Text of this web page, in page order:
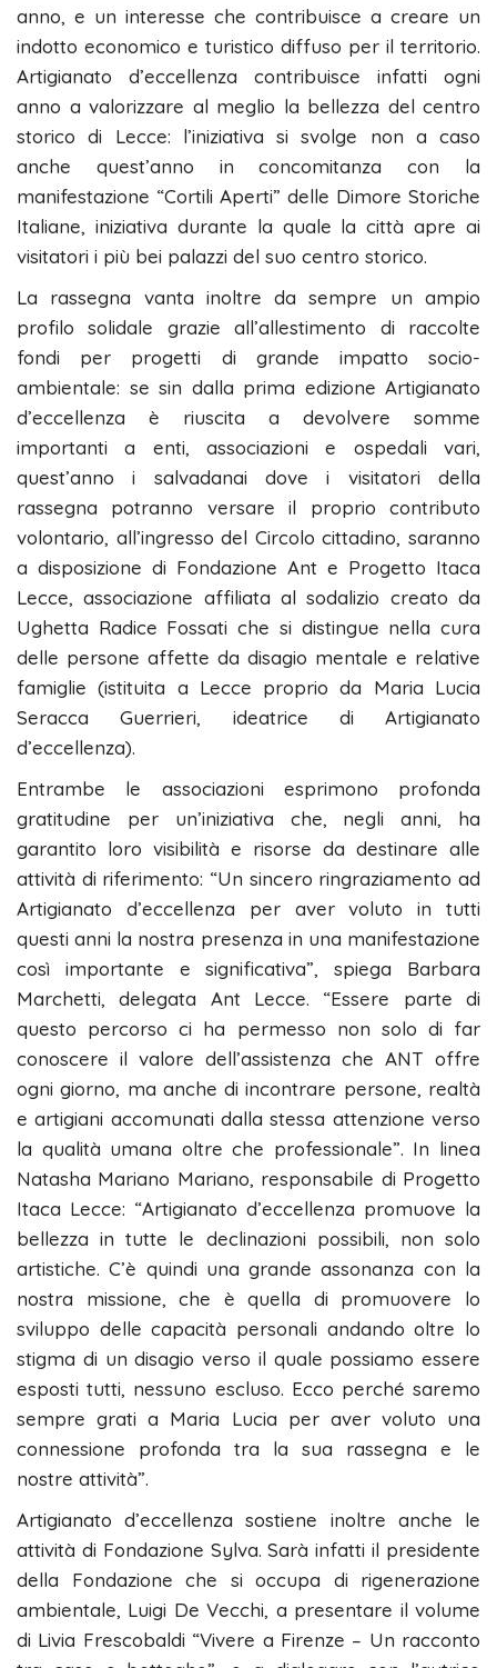
anno, e un interesse che contribuisce a creare un
indotto economico e turistico diffuso per il territorio.
Artigianato d’eccellenza contribuisce infatti ogni
anno a valorizzare al meglio la bellezza del centro
storico di Lecce: l’iniziativa si svolge non a caso
anche quest’anno in concomitanza con la
manifestazione “Cortili Aperti” delle Dimore Storiche
Italiane, iniziativa durante la quale la città apre ai
visitatori i più bei palazzi del suo centro storico.
La rassegna vanta inoltre da sempre un ampio
profilo solidale grazie all’allestimento di raccolte
fondi per progetti di grande impatto socio-
ambientale: se sin dalla prima edizione Artigianato
d’eccellenza è riuscita a devolvere somme
importanti a enti, associazioni e ospedali vari,
quest’anno i salvadanai dove i visitatori della
rassegna potranno versare il proprio contributo
volontario, all’ingresso del Circolo cittadino, saranno
a disposizione di Fondazione Ant e Progetto Itaca
Lecce, associazione affiliata al sodalizio creato da
Ughetta Radice Fossati che si distingue nella cura
delle persone affette da disagio mentale e relative
famiglie (istituita a Lecce proprio da Maria Lucia
Seracca Guerrieri, ideatrice di Artigianato
d’eccellenza).
Entrambe le associazioni esprimono profonda
gratitudine per un’iniziativa che, negli anni, ha
garantito loro visibilità e risorse da destinare alle
attività di riferimento: “Un sincero ringraziamento ad
Artigianato d’eccellenza per aver voluto in tutti
questi anni la nostra presenza in una manifestazione
così importante e significativa”, spiega Barbara
Marchetti, delegata Ant Lecce. “Essere parte di
questo percorso ci ha permesso non solo di far
conoscere il valore dell’assistenza che ANT offre
ogni giorno, ma anche di incontrare persone, realtà
e artigiani accomunati dalla stessa attenzione verso
la qualità umana oltre che professionale”. In linea
Natasha Mariano Mariano, responsabile di Progetto
Itaca Lecce: “Artigianato d’eccellenza promuove la
bellezza in tutte le declinazioni possibili, non solo
artistiche. C’è quindi una grande assonanza con la
nostra missione, che è quella di promuovere lo
sviluppo delle capacità personali andando oltre lo
stigma di un disagio verso il quale possiamo essere
esposti tutti, nessuno escluso. Ecco perché saremo
sempre grati a Maria Lucia per aver voluto una
connessione profonda tra la sua rassegna e le
nostre attività”.
Artigianato d’eccellenza sostiene inoltre anche le
attività di Fondazione Sylva. Sarà infatti il presidente
della Fondazione che si occupa di rigenerazione
ambientale, Luigi De Vecchi, a presentare il volume
di Livia Frescobaldi “Vivere a Firenze – Un racconto